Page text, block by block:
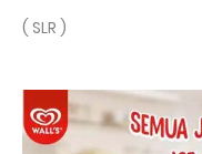
( SLR )